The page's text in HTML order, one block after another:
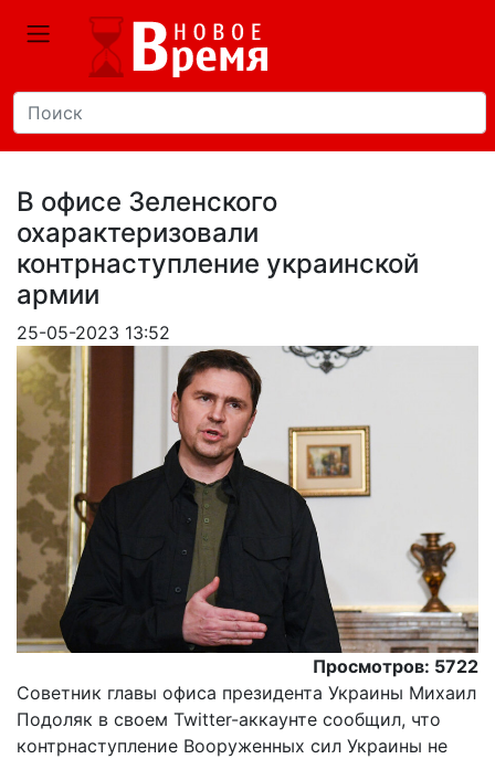
В офисе Зеленского
охарактеризовали
контрнаступление украинской
армии
25-05-2023 13:52
Просмотров: 5722
Советник главы офиса президента Украины Михаил
Подоляк в своем Twitter-аккаунте сообщил, что
контрнаступление Вооруженных сил Украины не